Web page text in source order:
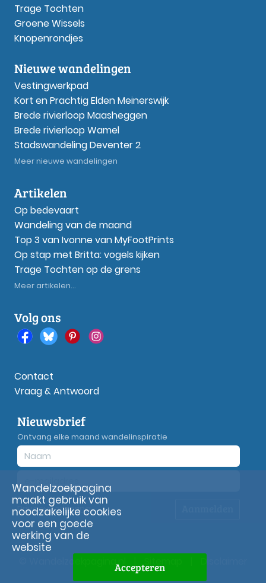
Trage Tochten
Groene Wissels
Knopenrondjes
Nieuwe wandelingen
Vestingwerkpad
Kort en Prachtig Elden Meinerswijk
Brede rivierloop Maasheggen
Brede rivierloop Wamel
Stadswandeling Deventer 2
Meer nieuwe wandelingen
Artikelen
Op bedevaart
Wandeling van de maand
Top 3 van Ivonne van MyFootPrints
Op stap met Britta: vogels kijken
Trage Tochten op de grens
Meer artikelen...
Volg ons
Contact
Vraag & Antwoord
Nieuwsbrief
Ontvang elke maand wandelinspiratie
Privacyverklaring
© Wandelzoekpagina.nl
Wandelzoekpagina
maakt gebruik van
noodzakelijke cookies
voor een goede
werking van de
website
Accepteren